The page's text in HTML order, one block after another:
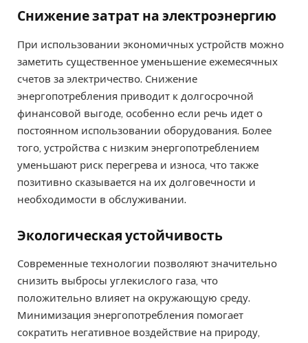
Снижение затрат на электроэнергию
При использовании экономичных устройств можно
заметить существенное уменьшение ежемесячных
счетов за электричество. Снижение
энергопотребления приводит к долгосрочной
финансовой выгоде, особенно если речь идет о
постоянном использовании оборудования. Более
того, устройства с низким энергопотреблением
уменьшают риск перегрева и износа, что также
позитивно сказывается на их долговечности и
необходимости в обслуживании.
Экологическая устойчивость
Современные технологии позволяют значительно
снизить выбросы углекислого газа, что
положительно влияет на окружающую среду.
Минимизация энергопотребления помогает
сократить негативное воздействие на природу,